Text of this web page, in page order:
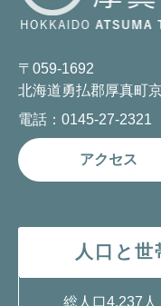
〒059-1692
北海道勇払郡厚真町
電話：0145-27-
アクセス
人口と世
総人口4,237人